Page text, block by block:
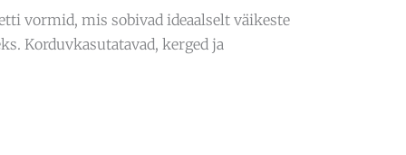
vormid, mis sobivad ideaalselt väikeste
Korduvkasutatavad, kerged ja